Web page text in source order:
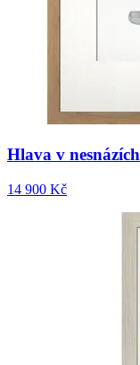
Hlava v nesnázích
14 900 Kč